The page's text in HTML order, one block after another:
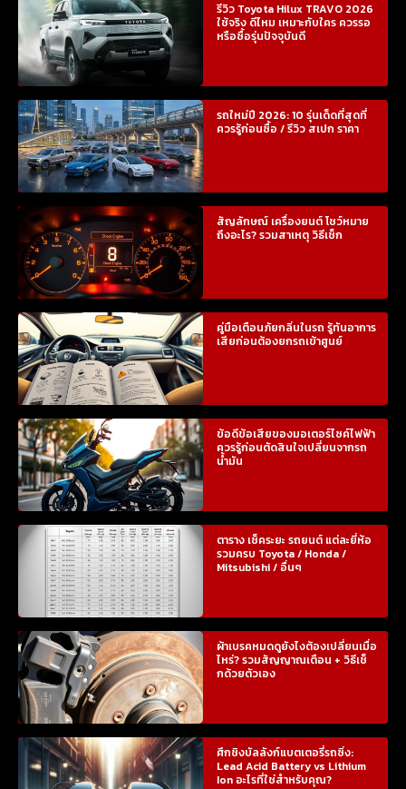
รีวิว Toyota Hilux TRAVO 2026
ใช้จริง ดีไหม เหมาะกับใคร ควรรอ
หรือซื้อรุ่นปัจจุบันดี
รถใหม่ปี 2026: 10 รุ่นเด็ดที่สุดที่
ควรรู้ก่อนซื้อ / รีวิว สเปก ราคา
สัญลักษณ์ เครื่องยนต์ โชว์หมาย
ถึงอะไร? รวมสาเหตุ วิธีเช็ก
คู่มือเตือนภัยกลิ่นในรถ รู้ทันอาการ
เสียก่อนต้องยกรถเข้าศูนย์
ข้อดีข้อเสียของมอเตอร์ไซค์ไฟฟ้า
ควรรู้ก่อนตัดสินใจเปลี่ยนจากรถ
น้ำมัน
ตาราง เช็คระยะ รถยนต์ แต่ละยี่ห้อ
รวมครบ Toyota / Honda /
Mitsubishi / อื่นๆ
ผ้าเบรคหมดดูยังไงต้องเปลี่ยนเมื่อ
ไหร่? รวมสัญญาณเตือน + วิธีเช็
กด้วยตัวเอง
ศึกชิงบัลลังก์แบตเตอรี่รถซิ่ง:
Lead Acid Battery vs Lithium
Ion อะไรที่ใช่สำหรับคุณ?